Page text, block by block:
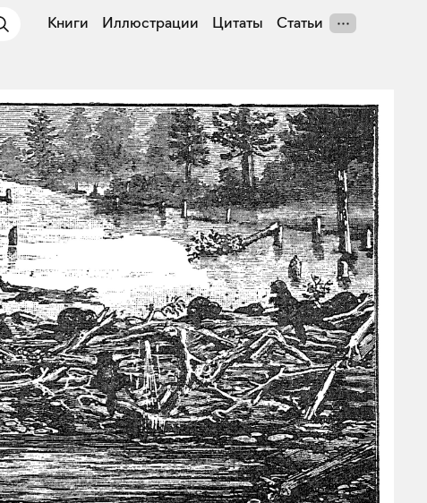
Книги Иллюстрации Цитаты Статьи